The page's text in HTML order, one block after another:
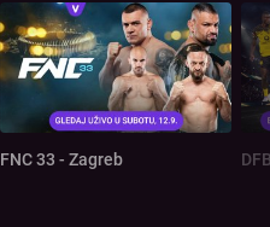
FNC 33 - Zagreb